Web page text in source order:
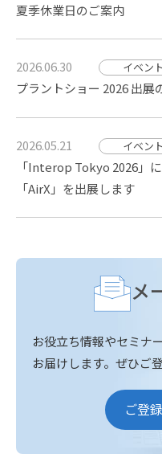
夏季休業日のご案内
2026.06.30 イベント
プラントショー 2026 出展
2026.05.21 イベント
「Interop Tokyo 2026」
「AirX」を出展します
メ
お役立ち情報やセミナ
お届けします。 ぜひご
ご登